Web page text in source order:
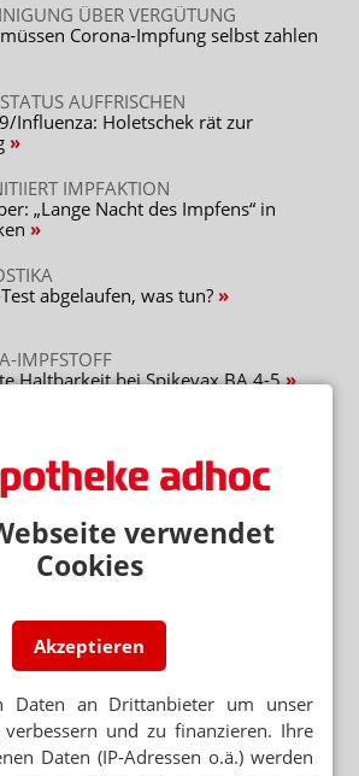
verwendet
Cookies
Akzeptieren
Daten an Drittanbieter um unser
verbessern und zu finanzieren. Ihre
Daten (IP-Adressen o.ä.) werden
ÜBER VERGÜTUNG
Corona-Impfung selbst zahlen
AUFFRISCHEN
Influenza: Holetschek rät zur
IMPFAKTION
„Lange Nacht des Impfens“ in
abgelaufen, was tun?
IMPFSTOFF
Haltbarkeit bei Spikevax BA.4-5
zum Thema
PREIS
Nobelpreis für Proteinforschung
ENTSPANNT
Proteine durch mRNA-
IMMUNISIERUNG